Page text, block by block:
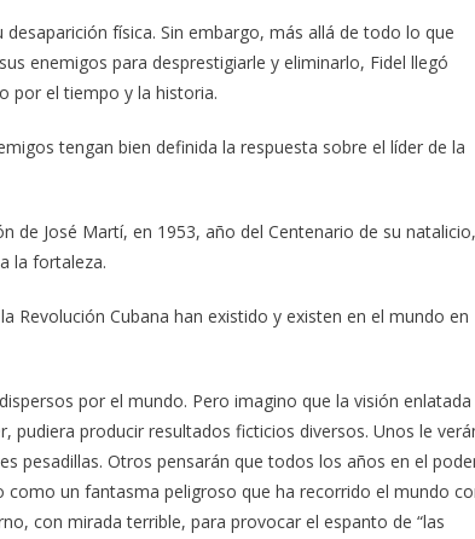
física. Sin embargo, más allá de todo lo que
enemigos para desprestigiarle y eliminarlo, Fidel llegó
por el tiempo y la historia.
tengan bien definida la respuesta sobre el líder de la
de José Martí, en 1953, año del Centenario de su natalicio,
la fortaleza.
Revolución Cubana han existido y existen en el mundo en
por el mundo. Pero imagino que la visión enlatada
pudiera producir resultados ficticios diversos. Unos le
pesadillas. Otros pensarán que todos los años en el
un fantasma peligroso que ha recorrido el mundo
con mirada terrible, para provocar el espanto de “las